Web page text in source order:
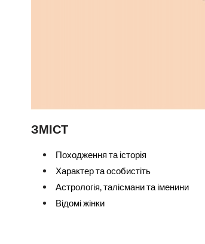
ЗМІСТ
Походження та історія
Характер та особистіть
Астрологія, талісмани та іменини
Відомі жінки